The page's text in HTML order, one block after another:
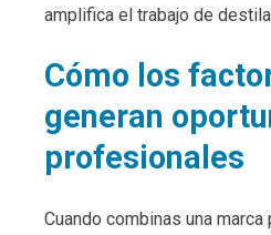
amplifica el trabajo de
Cómo los
generan
profesionales
Cuando combinas una